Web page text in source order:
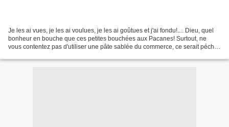
Je les ai vues, je les ai voulues, je les ai goûtues et j'ai fondu!.... Dieu, quel
bonheur en bouche que ces petites bouchées aux Pacanes! Surtout, ne
vous contentez pas d'utiliser une pâte sablée du commerce, ce serait péché!